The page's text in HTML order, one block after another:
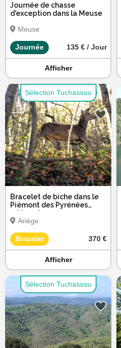
Journée de chasse
d'exception dans la Meuse
Meuse
Journée 135 € / Jour
Afficher
Sélection Tuchassou
Bracelet de biche dans le
Piémont des Pyrénées
ariégeoise
Ariège
Bracelet 370 €
Afficher
Sélection Tuchassou